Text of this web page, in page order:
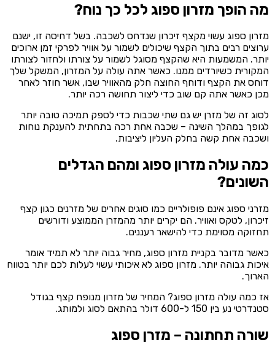
מה הופך מזרון ספוג לכל כך נוח?
מזרון ספוג עשוי מקצף זיכרון שנדחס לשכבה. בשל דחיסה זו, ישנם
ערוצים רבים בתוך הקצף שיכולים לשמור על אוויר לפרקי זמן ארוכים
יותר. המשמעות היא שהקצף מסוגל לשמור על צורתו ולחזור לצורתו
המקורית כשיורדים ממנו. כאשר אתה עולה על המזרון, המשקל שלך
דוחס את הקצף ודוחף החוצה חלק מהאוויר שבו, אשר חוזר לאחר
מכן כאשר אתה קם שוב כדי ליצור תחושה רכה יותר.
לסוג זה של מזרן יש גם שתי שכבות כדי לספק תמיכה טובה יותר
לגופך במהלך השינה – שכבה אחת רכה בתחתית להענקת נוחות
ושכבה אחת קשה בחלק העליון ליציבות.
כמה עולה מזרון ספוג ומהם הגדלים
השונים?
מזרני ספוג אינם פופולריים כמו סוגים אחרים של מזרנים כגון קצף
זיכרון, לטקס ואוויר. הם יקרים יותר מהמזרן הממוצע ודורשים
תחזוקה מסוימת כדי להישאר רעננים.
כאשר מדובר בקניית מזרון ספוג, מחיר גבוה יותר לא תמיד אומר
איכות גבוהה יותר. מזרון ספוג לא איכותי עשוי לעלות לכם יותר בטווח
הארוך.
אז כמה עולה מזרון ספוג? המחיר של מזרון מנופח קצף בגודל
סטנדרטי נע בין 150 ל-600 דולר בהתאם לסוג ולמותג.
שורה תחתונה – מזרן ספוג